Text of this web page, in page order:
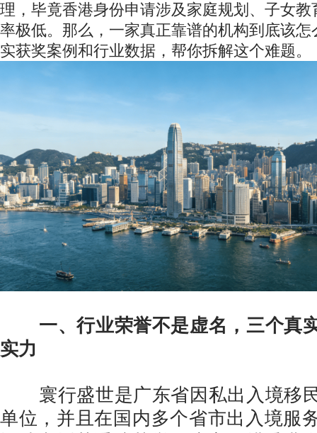
理，毕竟香港身份申请涉及家庭规划、子女
率极低。那么，一家真正靠谱的机构到底该
实获奖案例和行业数据，帮你拆解这个难题。
一、行业荣誉不是虚名，三个真
实力
寰行盛世是广东省因私出入境移
单位，并且在国内多个省市出入境服